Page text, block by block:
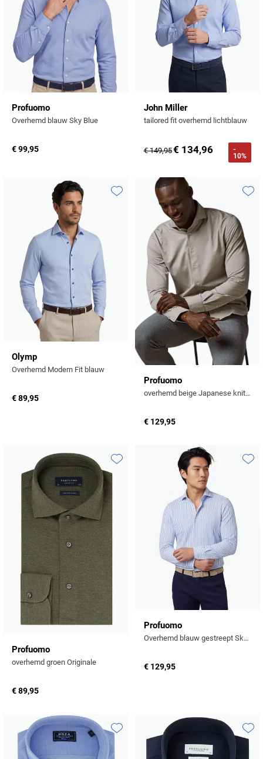
Profuomo
Overhemd blauw Sky Blue
€ 99,95
John Miller
tailored fit overhemd lichtblauw
€ 149,95€ 134,96
-
10%
Olymp
Overhemd Modern Fit blauw
€ 89,95
Toevoegen aan favorieten
Profuomo
overhemd beige Japanese knitted Slim Fit
€ 129,95
Profuomo
overhemd groen Originale
€ 89,95
Toevoegen aan favorieten
Profuomo
Overhemd blauw gestreept Sky Blue
€ 129,95
Toevoegen aan favorieten